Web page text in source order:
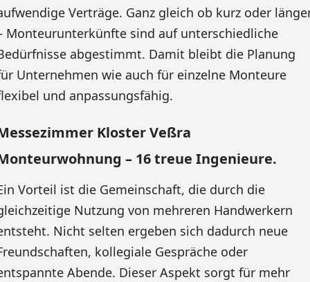
Verträge. Ganz gleich ob kurz oder
Monteurunterkünfte sind auf unterschiedliche
abgestimmt. Damit bleibt die Planung
Unternehmen wie auch für einzelne Monteure
und anpassungsfähig.
Kloster Veßra
– 16 treue Ingenieure.
Vorteil ist die Gemeinschaft, die durch die
Nutzung von mehreren Handwerkern
Nicht selten ergeben sich dadurch neue
kollegiale Gespräche oder
Abende. Dieser Aspekt sorgt für mehr